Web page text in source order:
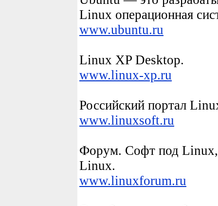
Linux операционная
www.ubuntu.ru
Linux XP Desktop.
www.linux-xp.ru
Российский портал
www.linuxsoft.ru
Форум. Софт под Linux
Linux.
www.linuxforum.ru